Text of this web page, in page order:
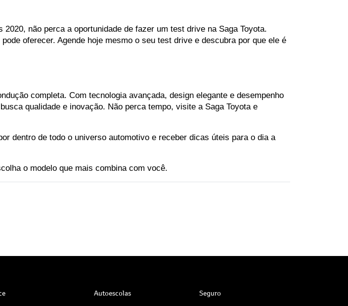
não perca a oportunidade de fazer um test drive na Saga Toyota.
oferecer. Agende hoje mesmo o seu test drive e descubra por que ele é
completa. Com tecnologia avançada, design elegante e desempenho
qualidade e inovação. Não perca tempo, visite a Saga Toyota e
dentro de todo o universo automotivo e receber dicas úteis para o dia a
o modelo que mais combina com você.
Autoescolas
Seguro